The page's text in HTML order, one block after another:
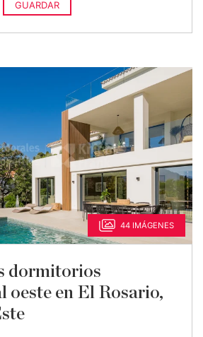
GUARDAR
44 IMÁGENES
dormitorios
oeste en El Rosario,